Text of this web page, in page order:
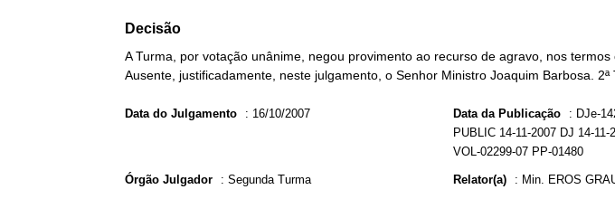
Decisão
A Turma, por votação unânime, negou provimento ao recurso de agravo, nos termos
Ausente, justificadamente, neste julgamento, o Senhor Ministro Joaquim Barbosa. 2ª
Data do Julgamento : 16/10/2007 Data da Publicação : DJe-
PUBLIC 14-11-2007 DJ 14-
VOL-02299-07 PP-01480
Órgão Julgador : Segunda Turma Relator(a) : Min. EROS